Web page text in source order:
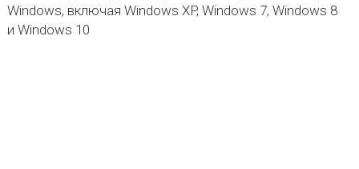
Windows, включая Windows XP, Windows 7, Windows 8
и Windows 10